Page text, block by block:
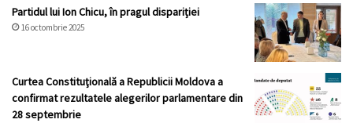
Partidul lui Ion Chicu, în pragul dispariției
16 octombrie 2025
Curtea Constituţională a Republicii Moldova a
confirmat rezultatele alegerilor parlamentare din
28 septembrie